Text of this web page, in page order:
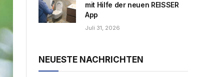
mit Hilfe der neuen REISSER
App
Juli 31, 2026
NEUESTE NACHRICHTEN